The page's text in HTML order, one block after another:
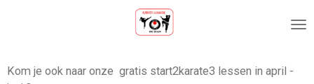
de
Kom je ook naar onze gratis start2karate3 lessen in april -